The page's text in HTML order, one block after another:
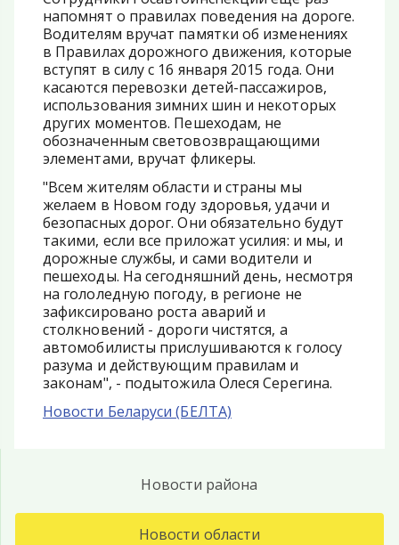
напомнят о правилах поведения на дороге.
Водителям вручат памятки об изменениях
в Правилах дорожного движения, которые
вступят в силу с 16 января 2015 года. Они
касаются перевозки детей-пассажиров,
использования зимних шин и некоторых
других моментов. Пешеходам, не
обозначенным световозвращающими
элементами, вручат фликеры.
"Всем жителям области и страны мы
желаем в Новом году здоровья, удачи и
безопасных дорог. Они обязательно будут
такими, если все приложат усилия: и мы, и
дорожные службы, и сами водители и
пешеходы. На сегодняшний день, несмотря
на гололедную погоду, в регионе не
зафиксировано роста аварий и
столкновений - дороги чистятся, а
автомобилисты прислушиваются к голосу
разума и действующим правилам и
законам", - подытожила Олеся Серегина.
Новости Беларуси (БЕЛТА)
Новости района
Новости области